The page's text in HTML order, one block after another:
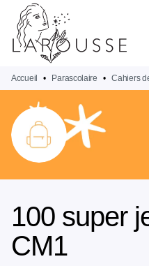
MENU
PIED DE PAGE
Accueil • Parascolaire • Cahiers
100 super
CM1